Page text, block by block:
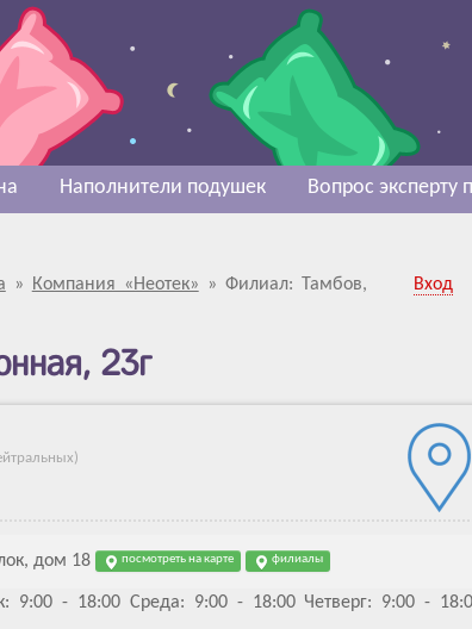
Наполнители подушек Вопрос эксперту
» Компания «Неотек» » Филиал: Тамбов,
Вход
23г
)
дом 18 посмотреть на карте филиалы
9:00 - 18:00 Среда: 9:00 - 18:00 Четверг: 9:00 -